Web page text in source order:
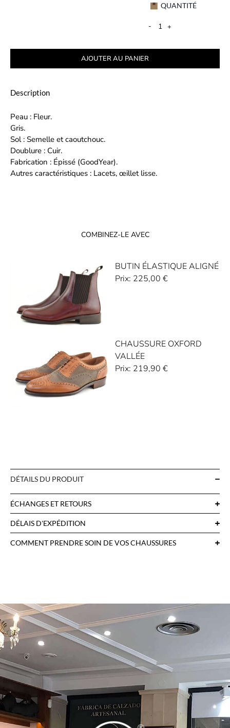
QUANTITÉ
- +
AJOUTER AU PANIER
Description
Peau : Fleur.
Gris.
Sol : Semelle et caoutchouc.
Doublure : Cuir.
Fabrication : Épissé (GoodYear).
Autres caractéristiques : Lacets, œillet lisse.
COMBINEZ-LE AVEC
BUTIN ÉLASTIQUE ALIGNÉ
Prix: 225,00 €
CHAUSSURE OXFORD
VALLÉE
Prix: 219,90 €
DÉTAILS DU PRODUIT
ÉCHANGES ET RETOURS
DÉLAIS D'EXPÉDITION
COMMENT PRENDRE SOIN DE VOS CHAUSSURES